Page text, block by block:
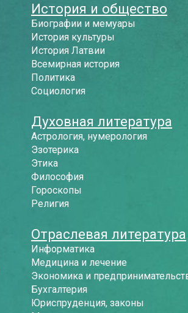
История и общество
Биографии и мемуары
История культуры
История Латвии
Всемирная история
Политика
Социология
Духовная литература
Астрология, нумерология
Эзотерика
Этика
Философия
Гороскопы
Религия
Отраслевая литература
Информатика
Медицина и лечение
Экономика и
Бухгалтерия
Юриспруденция, законы